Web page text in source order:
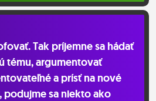
Tak príjemne sa hádať
tému, argumentovať
a prísť na nové
podujme sa niekto ako